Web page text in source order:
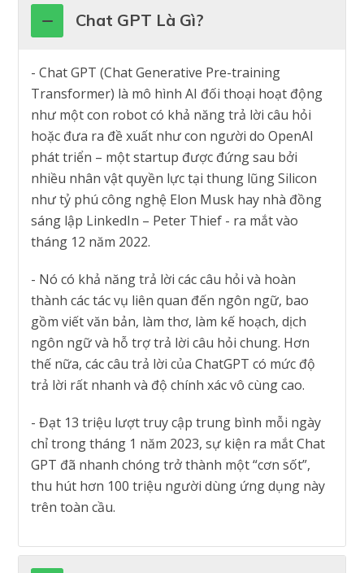
Chat GPT Là Gì?
- Chat GPT (Chat Generative Pre-training
Transformer) là mô hình AI đối thoại hoạt động
như một con robot có khả năng trả lời câu hỏi
hoặc đưa ra đề xuất như con người do OpenAI
phát triển – một startup được đứng sau bởi
nhiều nhân vật quyền lực tại thung lũng Silicon
như tỷ phú công nghệ Elon Musk hay nhà đồng
sáng lập LinkedIn – Peter Thief - ra mắt vào
tháng 12 năm 2022.
- Nó có khả năng trả lời các câu hỏi và hoàn
thành các tác vụ liên quan đến ngôn ngữ, bao
gồm viết văn bản, làm thơ, làm kế hoạch, dịch
ngôn ngữ và hỗ trợ trả lời câu hỏi chung. Hơn
thế nữa, các câu trả lời của ChatGPT có mức độ
trả lời rất nhanh và độ chính xác vô cùng cao.
-Đạt 13 triệu lượt truy cập trung bình mỗi ngày
chỉ trong tháng 1 năm 2023, sự kiện ra mắt Chat
GPT đã nhanh chóng trở thành một “cơn sốt”,
thu hút hơn 100 triệu người dùng ứng dụng này
trên toàn cầu.